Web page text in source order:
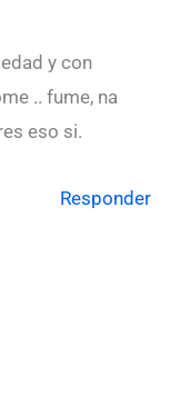
y con
.. fume, na
eso si.
Responder